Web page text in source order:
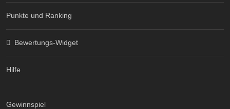
Punkte und Ranking
Bewertungs-Widget
Hilfe
Gewinnspiel